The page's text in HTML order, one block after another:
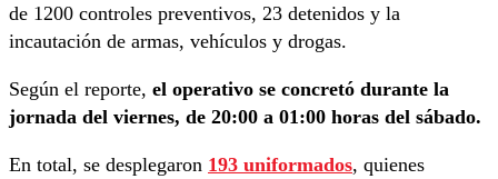
de 1200 controles preventivos, 23 detenidos y la
incautación de armas, vehículos y drogas.
Según el reporte, el operativo se concretó durante la
jornada del viernes, de 20:00 a 01:00 horas del sábado.
En total, se desplegaron 193 uniformados, quienes